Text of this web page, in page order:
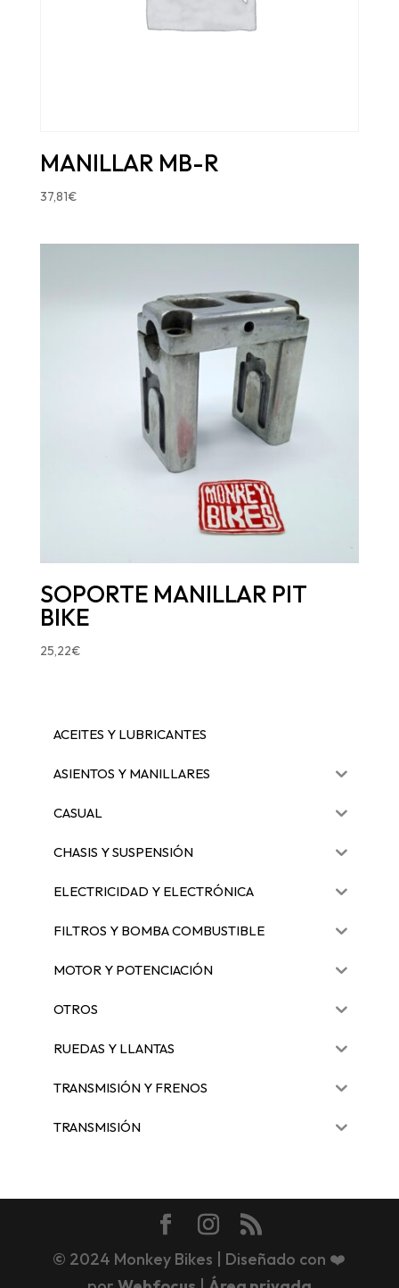
MANILLAR MB-R
37,81€
SOPORTE MANILLAR PIT
BIKE
25,22€
ACEITES Y LUBRICANTES
ASIENTOS Y MANILLARES
CASUAL
CHASIS Y SUSPENSIÓN
ELECTRICIDAD Y ELECTRÓNICA
FILTROS Y BOMBA COMBUSTIBLE
MOTOR Y POTENCIACIÓN
OTROS
RUEDAS Y LLANTAS
TRANSMISIÓN Y FRENOS
TRANSMISIÓN
© 2024 Monkey Bikes | Diseñado con ❤️